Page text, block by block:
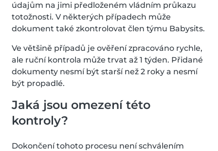
údajům na jimi předloženém vládním průkazu
totožnosti. V některých případech může
dokument také zkontrolovat člen týmu Babysits.
Ve většině případů je ověření zpracováno rychle,
ale ruční kontrola může trvat až 1 týden. Přidané
dokumenty nesmí být starší než 2 roky a nesmí
být propadlé.
Jaká jsou omezení této
kontroly?
Dokončení tohoto procesu není schválením